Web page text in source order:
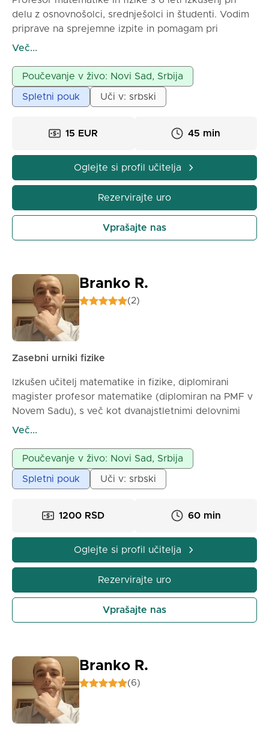
delu z osnovnošolci, srednješolci in študenti. Vodim
priprave na sprejemne izpite in pomagam pri
obvladovanju šolskega gradiva. Ur so interaktivne in
Možnost dela preko spleta in osebno.
Več...
Poučevanje v živo: Novi Sad, Srbija
Spletni pouk Uči v: srbski
15 EUR 45 min
Oglejte si profil učitelja
Rezervirajte uro
Vprašajte nas
Branko R.
(2)
Zasebni urniki fizike
Izkušen učitelj matematike in fizike, diplomirani
magister profesor matematike (diplomiran na PMF v
Novem Sadu), s več kot dvanajstletnimi delovnimi
izkušnjami v osnovnih in srednjih šolah, pa tudi z
fizike za osnovnošolce in srednješolce.
Potrpežljivost in vztrajnost pri delu z učenci sta
glavni značilnosti mojega dela.
Več...
Poučevanje v živo: Novi Sad, Srbija
Spletni pouk Uči v: srbski
1200 RSD 60 min
Oglejte si profil učitelja
Rezervirajte uro
Vprašajte nas
Branko R.
(6)